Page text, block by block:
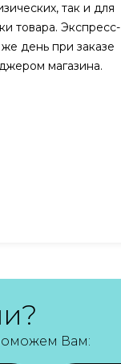
так и для
товара. Экспресс-
день при заказе
магазина.
Вам: